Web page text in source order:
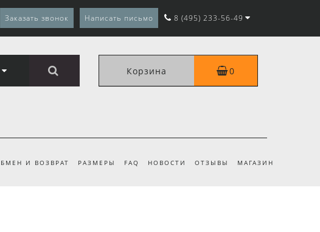
Заказать звонок Написать письмо 8 (495) 233-56-49
Корзина 0
И ВОЗВРАТ РАЗМЕРЫ FAQ НОВОСТИ ОТЗЫВЫ МАГАЗИН